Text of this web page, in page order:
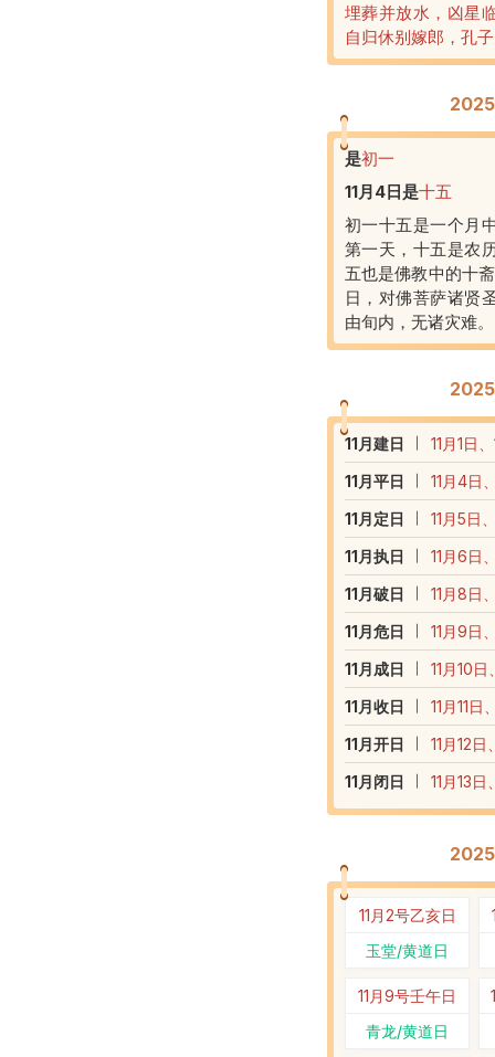
埋葬并放水，凶星
自归休别嫁郎，孔
2025
是初一
11月4日是十五
初一十五是一个月
第一天，十五是农
五也是佛教中的十
日，对佛菩萨诸贤
由旬内，无诸灾难
2025
11 月建日
11月1日
11 月平日
11月4日
11 月定日
11月5日
11 月执日
11月6日
11 月破日
11月8日
11 月危日
11月9日
11 月成日
11月10日
11 月收日
11月11日
11 月开日
11月12日
11 月闭日 11月13日
2025
11月2号乙亥日
玉堂/黄道日
11月9号壬午日
青龙/黄道日